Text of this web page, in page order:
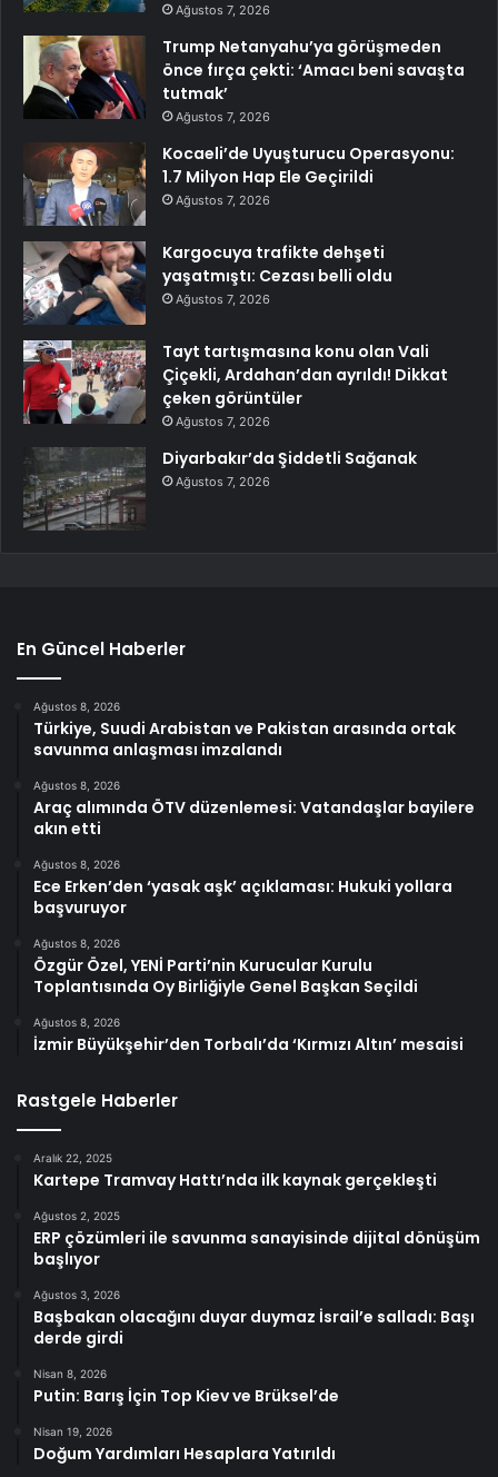
Ağustos 7, 2026
Trump Netanyahu’ya görüşmeden
önce fırça çekti: ‘Amacı beni savaşta
tutmak’
Ağustos 7, 2026
Kocaeli’de Uyuşturucu Operasyonu:
1.7 Milyon Hap Ele Geçirildi
Ağustos 7, 2026
Kargocuya trafikte dehşeti
yaşatmıştı: Cezası belli oldu
Ağustos 7, 2026
Tayt tartışmasına konu olan Vali
Çiçekli, Ardahan’dan ayrıldı! Dikkat
çeken görüntüler
Ağustos 7, 2026
Diyarbakır’da Şiddetli Sağanak
Ağustos 7, 2026
En Güncel Haberler
Ağustos 8, 2026
Türkiye, Suudi Arabistan ve Pakistan arasında ortak
savunma anlaşması imzalandı
Ağustos 8, 2026
Araç alımında ÖTV düzenlemesi: Vatandaşlar bayilere
akın etti
Ağustos 8, 2026
Ece Erken’den ‘yasak aşk’ açıklaması: Hukuki yollara
başvuruyor
Ağustos 8, 2026
Özgür Özel, YENİ Parti’nin Kurucular Kurulu
Toplantısında Oy Birliğiyle Genel Başkan Seçildi
Ağustos 8, 2026
İzmir Büyükşehir’den Torbalı’da ‘Kırmızı Altın’ mesaisi
Rastgele Haberler
Aralık 22, 2025
Kartepe Tramvay Hattı’nda ilk kaynak gerçekleşti
Ağustos 2, 2025
ERP çözümleri ile savunma sanayisinde dijital dönüşüm
başlıyor
Ağustos 3, 2026
Başbakan olacağını duyar duymaz İsrail’e salladı: Başı
derde girdi
Nisan 8, 2026
Putin: Barış İçin Top Kiev ve Brüksel’de
Nisan 19, 2026
Doğum Yardımları Hesaplara Yatırıldı